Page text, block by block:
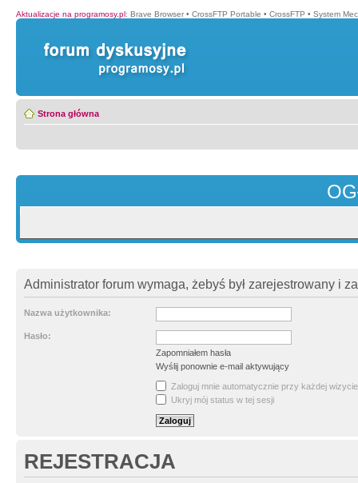
Aktualizacje na programosy.pl: Brave Browser • CrossFTP Portable • CrossFTP • System
Strona główna
Administrator forum wymaga, żebyś był zarejestrowany i
Nazwa użytkownika:
Hasło:
Zapomniałem hasła
Wyślij ponownie e-mail aktywujący
Zaloguj mnie automatycznie przy każdej wizycie
Ukryj mój status w tej sesji
REJESTRACJA